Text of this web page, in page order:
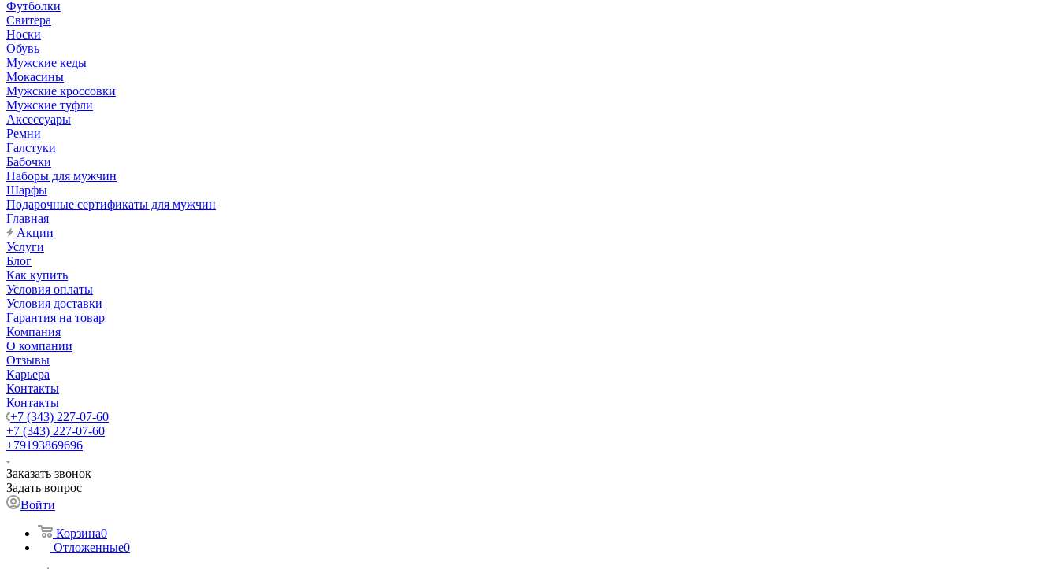
Футболки
Свитера
Носки
Обувь
Мужские кеды
Мокасины
Мужские кроссовки
Мужские туфли
Аксессуары
Ремни
Галстуки
Бабочки
Наборы для мужчин
Шарфы
Подарочные сертификаты для мужчин
Главная
Акции
Услуги
Блог
Как купить
Условия оплаты
Условия доставки
Гарантия на товар
Компания
О компании
Отзывы
Карьера
Контакты
Контакты
+7 (343) 227-07-60
+7 (343) 227-07-60
+79193869696
Заказать звонок
Задать вопрос
Войти
Корзина0
Отложенные0